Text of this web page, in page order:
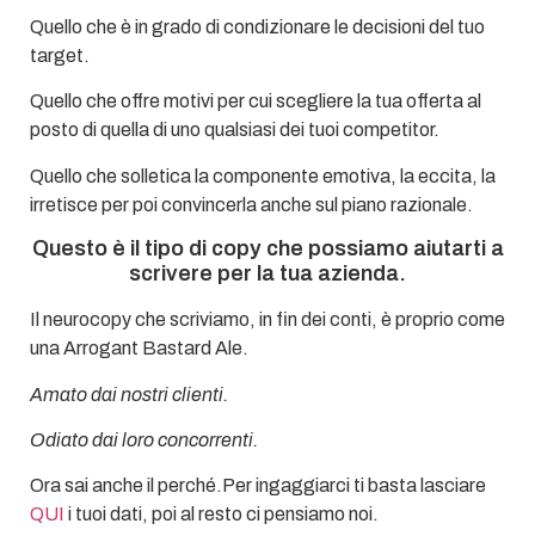
Quello che è in grado di condizionare le decisioni del tuo
target.
Quello che offre motivi per cui scegliere la tua offerta al
posto di quella di uno qualsiasi dei tuoi competitor.
Quello che solletica la componente emotiva, la eccita, la
irretisce per poi convincerla anche sul piano razionale.
Questo è il tipo di copy che possiamo aiutarti a
scrivere per la tua azienda.
Il neurocopy che scriviamo, in fin dei conti, è proprio come
una Arrogant Bastard Ale.
Amato dai nostri clienti.
Odiato dai loro concorrenti.
Ora sai anche il perché.Per ingaggiarci ti basta lasciare
QUI i tuoi dati, poi al resto ci pensiamo noi.